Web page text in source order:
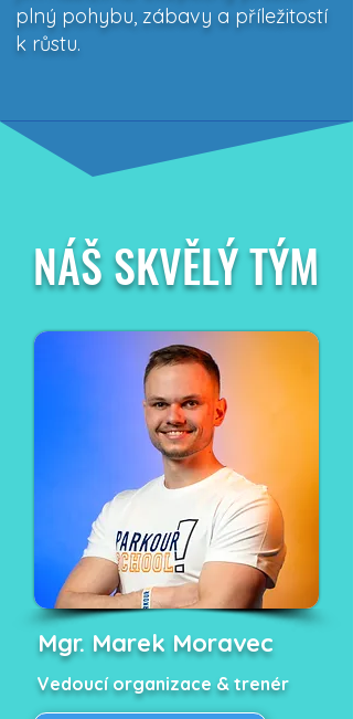
plný pohybu, zábavy a příležitostí
k růstu.
NÁŠ SKVĚLÝ TÝM
Mgr. Marek Moravec
Vedoucí organizace & trenér